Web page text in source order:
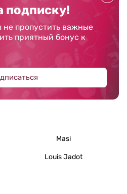
подписку!
не пропустить важные
приятный бонус к
Masi
Louis Jadot